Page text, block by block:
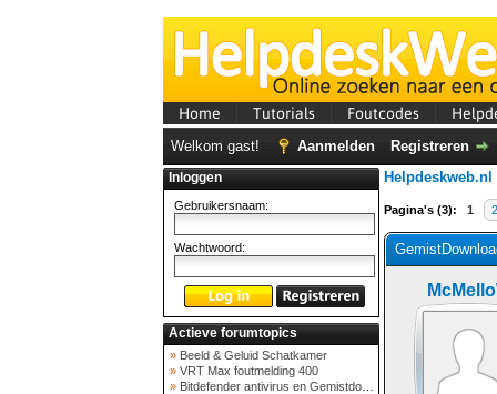
Home Tutorials Foutcodes
Welkom gast! Aanmelden Registreren
Inloggen
Gebruikersnaam:
Wachtwoord:
Actieve forumtopics
» Beeld & Geluid Schatkamer
» VRT Max foutmelding 400
» Bitdefender antivirus en Gemistdowloader
Pagina's (3): 1 2